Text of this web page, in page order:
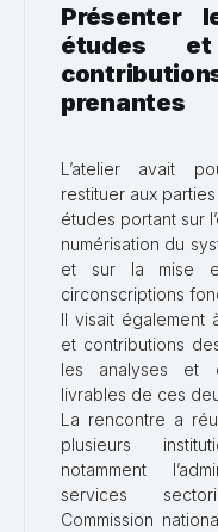
Présenter
études
prenantes
L’atelier avait
restituer aux
études portant sur
numérisation du
et sur la mise
circonscriptions
Il visait également
et contributions
les analyses et
livrables de ces
La rencontre a
plusieurs
notamment
services
Commission